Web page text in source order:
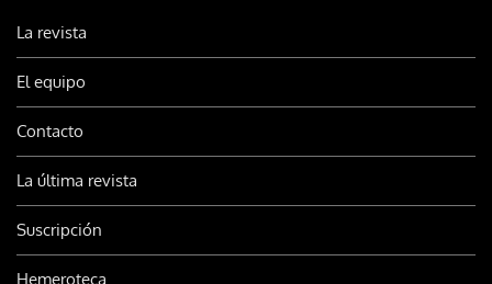
La revista
El equipo
Contacto
La última revista
Suscripción
Hemeroteca